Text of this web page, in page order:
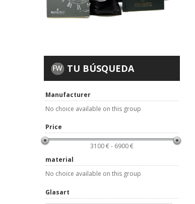
TU BÚSQUEDA
Manufacturer
No choice available on this group
Price
3100 € - 6900 €
material
No choice available on this group
Glasart